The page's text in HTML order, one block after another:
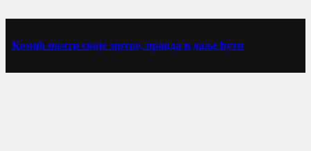
Комић памти своје мртве, правда и даље ћути